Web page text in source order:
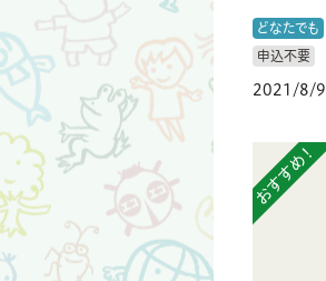
どなたでも
申込不要
2021/8/9
おすすめ！